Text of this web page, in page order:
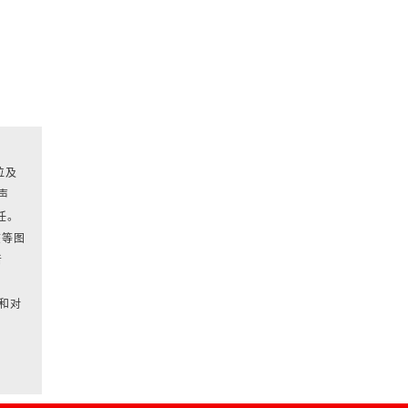
及
图
对